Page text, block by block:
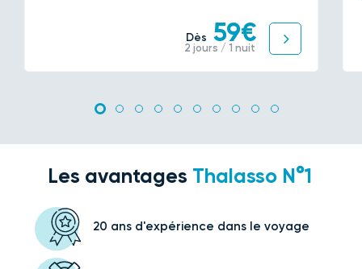
Dès 59€
2 jours / 1 nuit
Les avantages Thalasso N°1
20 ans d'expérience dans le voyage